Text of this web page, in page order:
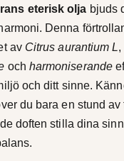
k
t
i
l
l
eterisk olja bjuds
Denna
av Citrus aurantium L,
och harmoniserande
och ditt sinne.
du bara en stund av
doften stilla dina